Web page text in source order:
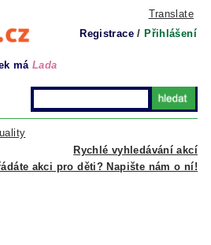
Translate
Registrace / Přihlášení
má Lada
Rychlé vyhledávání akcí
akci pro děti? Napište nám o ní!